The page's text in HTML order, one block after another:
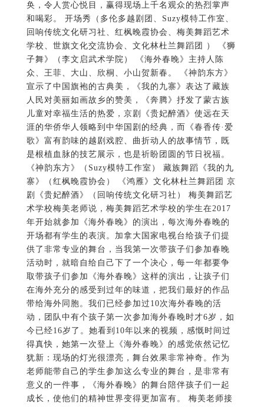
奂，令人赏心悦目，赢得现场上千名观众的热烈掌声
和喝彩。 开场秀（多伦多越剧团、Suzy模特工作室、
回响传统文化研习社、红枫晚霞协会、梅美舞蹈艺术
学校、世旗文化交流协会、文化林杜兰舞蹈团 ） 《狮
子舞》（李文启武术学院） 《海外春晚》主持人陈
众、王菲、大山、欣桐、小山贺新春。 《神韵东方》
宣示了中国旗袍的古典美，《我的九寨》表达了藏族
人民对美丽如画故乡的赞美，《奔腾》抒发了蒙古族
儿童对幸福生活的热爱，京剧《贵妃醉酒》使远在天
涯的华侨华人领略到中华国剧的经典，而《春香传·爱
歌》富有韵味的越剧戏腔、曲折动人的故事情节，既
是根植血脉的技艺展示，也是祈盼团圆的节日祝福。
《神韵东方》（Suzy模特工作室） 藏族舞蹈《我的九
寨》（红枫晚霞协会） 《鸿雁》文化林杜兰舞蹈团 京
剧《贵妃醉酒》（回响传统文化研习社） 梅美舞蹈艺
术学校梅美老师说，梅美舞蹈艺术学校的学生在2017
年开始就参加《海外春晚》的演出，每次海外春晚的
开场都有学生的表演。加拿大国家电视台给孩子们提
供了非常专业的舞台，当我第一次带孩子们参加春晚
活动时，就暗自给自己下了一个决心，每一年都要争
取带孩子们参加《海外春晚》这样的演出，让孩子们
在海外充分的感受到过年的味道，把我们最好的作品
带给海外同胞。我们已经参加过10次海外春晚的活
动，团队中有个孩子第一次参加海外春晚时才6岁，如
今已经16岁了。她看到10年以来的视频，感慨时间过
得真快，她第一次登上《海外春晚》的感觉依然记忆
犹新：现场的灯光很漂亮，舞台效果非常神奇。作为
老师能带自己的学生参加这么专业的舞台，是非常有
意义的一件事，《海外春晚》的舞台陪伴孩子们一起
成长，使他们的精神世界变得更加富有。 梅美老师接